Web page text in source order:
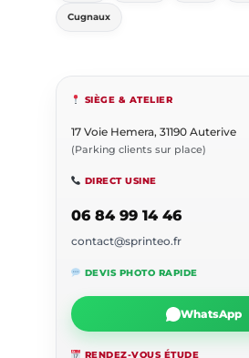
Cugnaux
SIÈGE & ATELIER
17 Voie Hemera, 31190 Auterive
(Parking clients sur place)
DIRECT USINE
06 84 99 14 46
contact@sprinteo.fr
DEVIS PHOTO RAPIDE
WhatsApp
RENDEZ-VOUS ÉTUDE